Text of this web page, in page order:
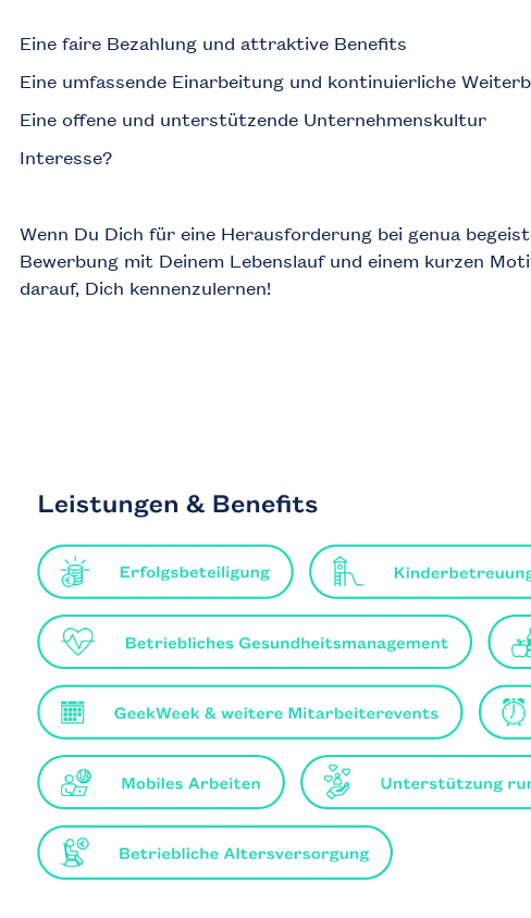
Eine faire Bezahlung und attraktive Benefits
Eine umfassende Einarbeitung und kontinuierliche
Eine offene und unterstützende Unternehmenskultur
Interesse?
Wenn Du Dich für eine Herausforderung bei genua
Bewerbung mit Deinem Lebenslauf und einem kurzen
darauf, Dich kennenzulernen!